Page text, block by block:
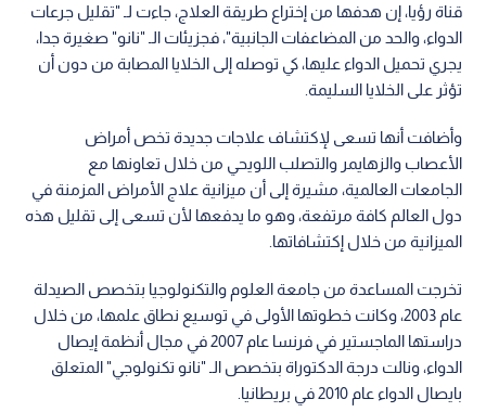
قناة رؤيا، إن هدفها من إختراع طريقة العلاج، جاءت لـ "تقليل جرعات
الدواء، والحد من المضاعفات الجانبية"، فجزيئات الـ "نانو" صغيرة جدا،
يجري تحميل الدواء عليها، كي توصله إلى الخلايا المصابة من دون أن
تؤثر على الخلايا السليمة.
وأضافت أنها تسعى لإكتشاف علاجات جديدة تخص أمراض
الأعصاب والزهايمر والتصلب اللويحي من خلال تعاونها مع
الجامعات العالمية، مشيرة إلى أن ميزانية علاج الأمراض المزمنة في
دول العالم كافة مرتفعة، وهو ما يدفعها لأن تسعى إلى تقليل هذه
الميزانية من خلال إكتشافاتها.
تخرجت المساعدة من جامعة العلوم والتكنولوجيا بتخصص الصيدلة
عام 2003، وكانت خطوتها الأولى في توسيع نطاق علمها، من خلال
دراستها الماجستير في فرنسا عام 2007 في مجال أنظمة إيصال
الدواء، ونالت درجة الدكتوراة بتخصص الـ "نانو تكنولوجي" المتعلق
بايصال الدواء عام 2010 في بريطانيا.